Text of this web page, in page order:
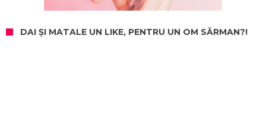
DAI ȘI MATALE UN LIKE, PENTRU UN OM SĂRMAN?!